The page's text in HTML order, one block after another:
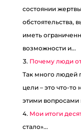
состоянии
обстоятельства,
иметь
возможности и...
Почему люди
Так много людей
цели – это что-
этими вопросами
Мои итоги
стало»...